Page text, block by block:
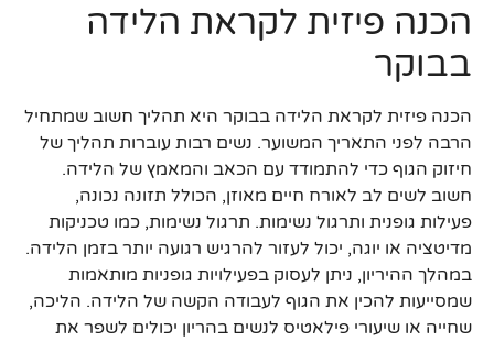
הכנה פיזית לקראת הלידה
בבוקר
הכנה פיזית לקראת הלידה בבוקר היא תהליך חשוב שמתחיל
הרבה לפני התאריך המשוער. נשים רבות עוברות תהליך של
חיזוק הגוף כדי להתמודד עם הכאב והמאמץ של הלידה.
חשוב לשים לב לאורח חיים מאוזן, הכולל תזונה נכונה,
פעילות גופנית ותרגול נשימות. תרגול נשימות, כמו טכניקות
מדיטציה או יוגה, יכול לעזור להרגיש רגועה יותר בזמן הלידה.
במהלך ההיריון, ניתן לעסוק בפעילויות גופניות מותאמות
שמסייעות להכין את הגוף לעבודה הקשה של הלידה. הליכה,
שחייה או שיעורי פילאטיס לנשים בהריון יכולים לשפר את